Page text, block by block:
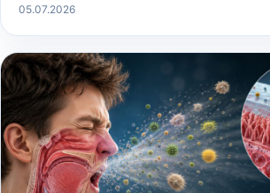
05.07.2026